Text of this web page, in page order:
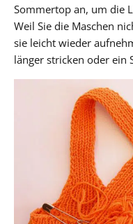
Sommertop an, um die
Weil Sie die Maschen
sie leicht wieder
länger stricken oder ein